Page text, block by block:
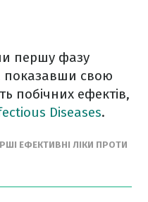
першу фазу
показавши свою
побічних ефектів,
Diseases.
ЕФЕКТИВНІ ЛІКИ ПРОТИ